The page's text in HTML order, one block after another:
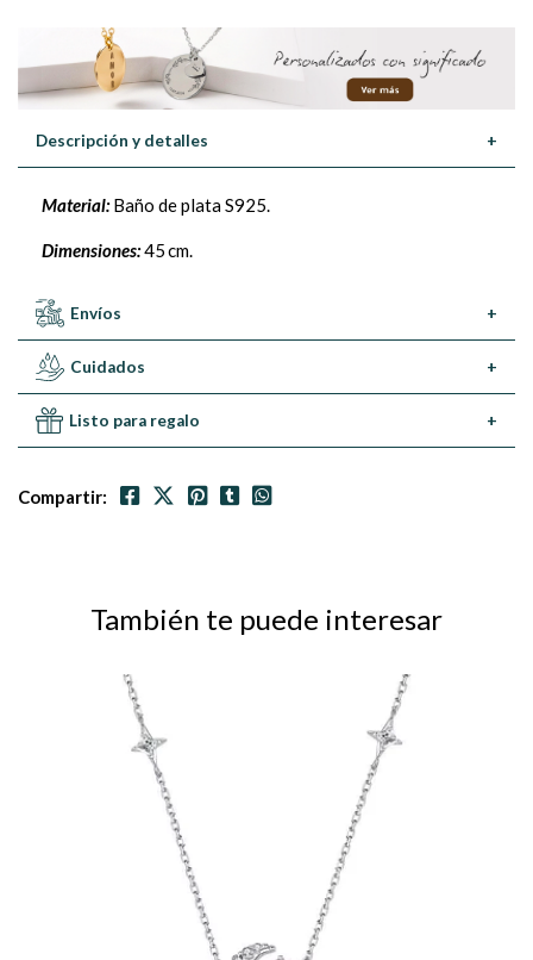
Descripción y detalles +
Material:Baño de plata S925.
Dimensiones:45 cm.
Envíos +
Cuidados +
Listo para regalo +
Compartir:
También te puede interesar